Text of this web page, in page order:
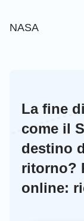
NASA
La fine
come il
destino
ritorno?
online: